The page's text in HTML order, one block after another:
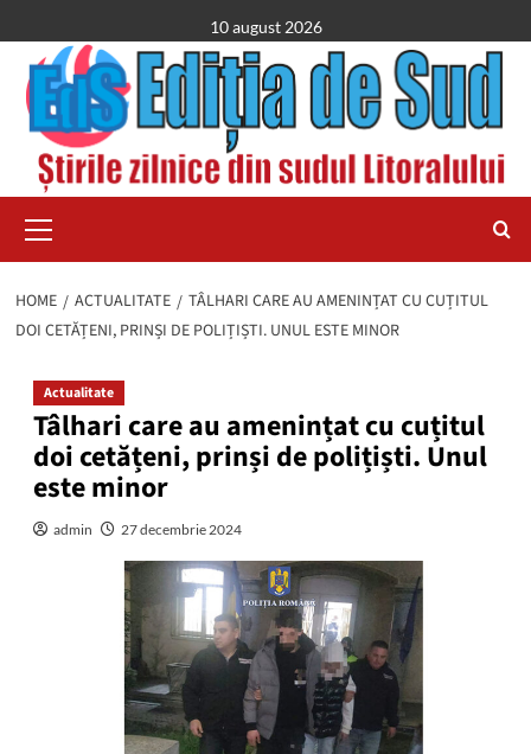
to
content
10 august 2026
Menu
HOME ACTUALITATE
TÂLHARI CARE AU AMENINȚAT CU CUȚITUL
DOI CETĂȚENI, PRINȘI DE POLIȚIȘTI. UNUL ESTE MINOR
Actualitate
Tâlhari care au amenințat cu cuțitul
doi cetățeni, prinși de polițiști. Unul
este minor
admin 27 decembrie 2024